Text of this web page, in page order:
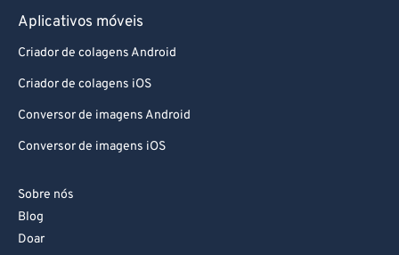
Aplicativos móveis
Criador de colagens Android
Criador de colagens iOS
Conversor de imagens Android
Conversor de imagens iOS
Sobre nós
Blog
Doar